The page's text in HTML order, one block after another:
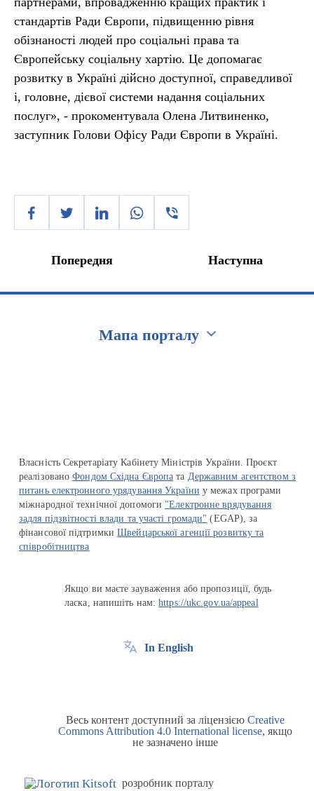
стандартів Ради Європи, підвищенню рівня
обізнаності людей про соціальні права та
Європейську соціальну хартію. Це допомагає
розвитку в Україні дійсно доступної, справедливої
і, головне, дієвої системи надання соціальних
послуг», - прокоментувала Олена Литвиненко,
заступник Голови Офісу Ради Європи в Україні.
Попередня Наступна
Мапа порталу
Власність Секретаріату Кабінету Міністрів України. Проєкт
реалізованоФондом Східна Європа та Державним агентством з
питань електронного урядування України у межах програми
міжнародної технічної допомоги "Електронне врядування
задля підзвітності влади та участі громади" (EGAP), за
фінансової підтримкиШвейцарської агенції розвитку та
співробітництва
Якщо ви маєте зауваження або пропозиції, будь
ласка, напишіть нам:https://ukc.gov.ua/appeal
In English
Весь контент доступний за ліцензією Creative
Commons Attribution 4.0 International license, якщо
не зазначено інше
розробник порталу